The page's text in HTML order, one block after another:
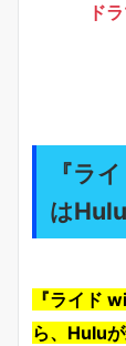
ド
『ラ
は
『ライド
ら、Hulu